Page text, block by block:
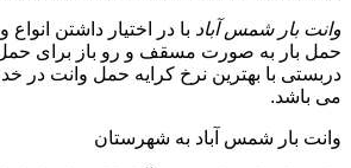
وانت بار شمس آباد با در اختیار داشتن
حمل بار به صورت مسقف و رو باز برای حمل
دربستی با بهترین نرخ کرایه حمل وانت در
می باشد.
وانت بار شمس آباد به شهرستان